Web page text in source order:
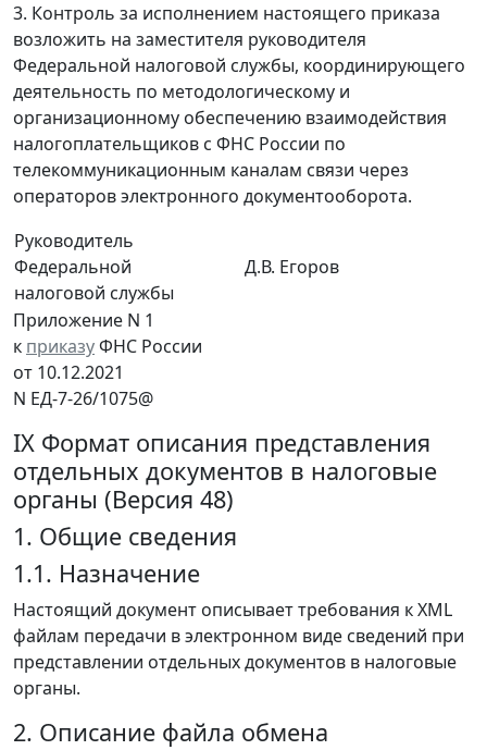
3. Контроль за исполнением настоящего приказа
возложить на заместителя руководителя
Федеральной налоговой службы, координирующего
деятельность по методологическому и
организационному обеспечению взаимодействия
налогоплательщиков с ФНС России по
телекоммуникационным каналам связи через
операторов электронного документооборота.
Руководитель
Федеральной
налоговой службы
Д.В. Егоров
Приложение N 1
к приказуФНС России
от 10.12.2021
N ЕД-7-26/1075@
IX Формат описания представления
отдельных документов в налоговые
органы (Версия 48)
1. Общие сведения
1.1. Назначение
Настоящий документ описывает требования к XML
файлам передачи в электронном виде сведений при
представлении отдельных документов в налоговые
органы.
2. Описание файла обмена